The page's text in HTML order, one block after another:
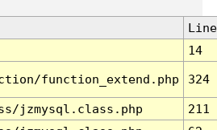
Line
14
function_extend.php 324
jzmysql.class.php
211